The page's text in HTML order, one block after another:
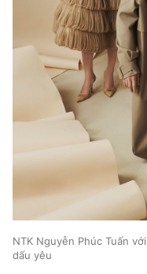
NTK Nguyễn Phúc Tuấn
dấu yêu